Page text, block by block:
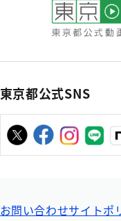
東京都公式SNS
お問い合わせサイトポ